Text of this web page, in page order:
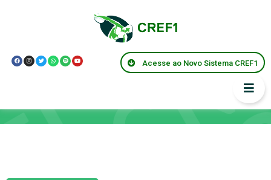
Acesse ao Novo Sistema CREF1